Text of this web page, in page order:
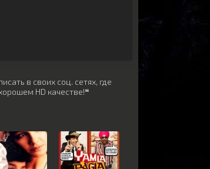
в своих соц. сетях, где
HD качестве!❝